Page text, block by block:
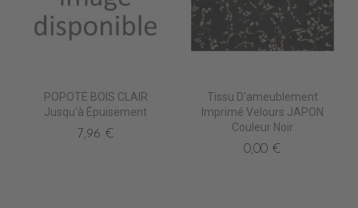
POPOTE BOIS CLAIR
Jusqu'à Épuisement
7,96 €
Tissu D'ameublement
Imprimé Velours JAPON
Couleur Noir
0,00 €